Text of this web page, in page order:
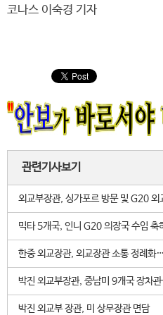
코나스 이숙경 기자
관련기사보기
외교부장관, 싱가포르 방문 및 G20 외
믹타 5개국, 인니 G20 의장국 수임 축
한중 외교장관, 외교장관 소통 정례화
박진 외교부장관, 중남미 9개국 장차
박진 외교부 장관, 미 상무장관 면담